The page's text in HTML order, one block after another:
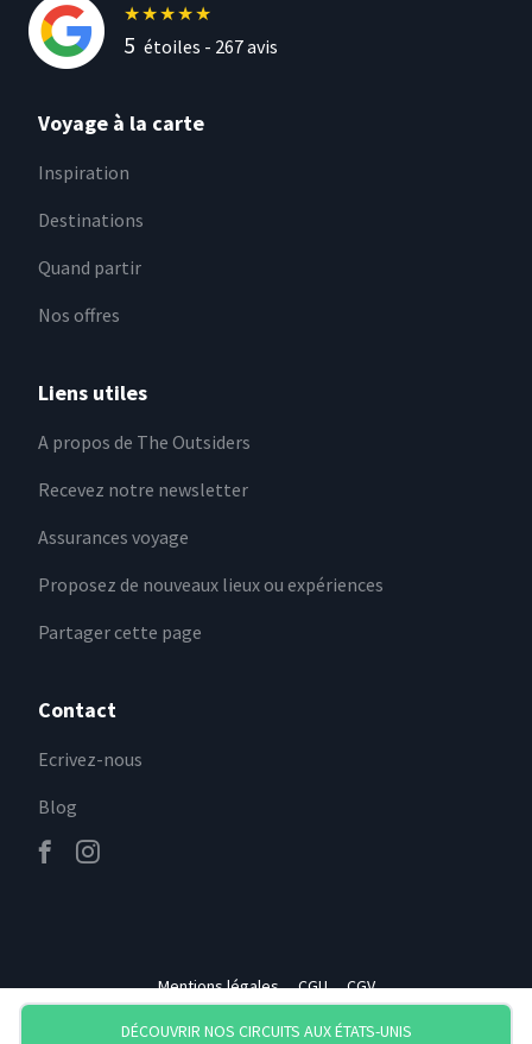
DÉCOUVRIR NOS CIRCUITS AUX ÉTATS-UNIS
★★★★★
5 étoiles - 267avis
Voyage à la carte
Inspiration
Destinations
Quand partir
Nos offres
Liens utiles
A propos de The Outsiders
Recevez notre newsletter
Assurances voyage
Proposez de nouveaux lieux ou expériences
Partager cette page
Contact
Ecrivez-nous
Blog
Mentions légales CGU CGV